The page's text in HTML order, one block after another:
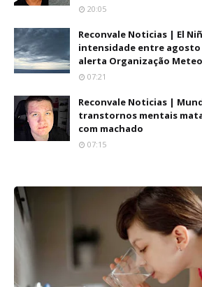
20:05
Reconvale Noticias | El
intensidade entre agosto
alerta Organização
07:21
Reconvale Noticias |
transtornos mentais
com machado
07:15